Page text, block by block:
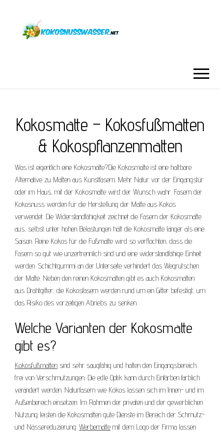
Kokosmatte – Kokosfußmatten
& Kokospflanzenmatten
Was ist eigentlich eine Kokosmatte?Die Kokosmatte ist eine haltbare
Alternative zu Matten aus Kunstfasern. Mehr Natur vor der Eingangstür
oder im Haus, mit der Kokosmatte wird der Wunsch wahr. Fasern der
Kokosnuss werden für die Herstellung der Matte aus Kokos
verwendet. Die Widerstandfähigkeit zeichnet die Fasern der Kokosmatte
aus, selbst unter hohen Belastungen hält die Kokosmatte länger als eine
Saison. Reine Kokos für die Fußmatte wird so verflochten, dass die
Fasern so gut wie unzertrennlich sind und eine widerstandfähige Einheit
werden. Schichtgummi an der Unterseite verhindert das Wegrutschen
der Matte. Neben den reinen Kokosmatten gibt es auch Kokosmatten
aus Drahtgitter, die Kokosfasern werden rund um ein Gitter befestigt, um
das Risiko des vorzeitigen Abriebs zu senken.
Welche Varianten der Kokosmatte
gibt es?
Kokosfußmatten sind sehr saugfähig und halten den Eingangsbereich
frei von Verschmutzungen. Die edle Optik kann durch Einfärben farblich
verändert werden. Naturfasern wie Kokos lassen sich im Innen- und im
Außenbereich einsetzen. Im Rahmen der privaten und der gewerblichen
Nutzung leisten die Kokosmatten gute Dienste im Bereich der Schmutz-
und Nässereduzierung. Werbematte mit dem Logo der Firma lassen